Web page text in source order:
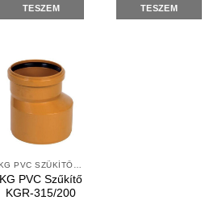
TESZEM TESZEM
KG PVC Szűkítő
KGR-315/200